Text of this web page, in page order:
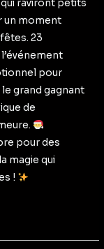
raviront petits
un moment
23
l’événement
pour
grand gagnant
de
pour des
magie qui
!